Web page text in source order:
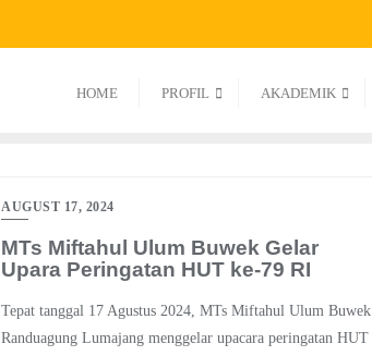
HOME PROFIL AKADEMIK
AUGUST 17, 2024
MTs Miftahul Ulum Buwek Gelar
Upara Peringatan HUT ke-79 RI
Tepat tanggal 17 Agustus 2024, MTs Miftahul Ulum Buwek
Randuagung Lumajang menggelar upacara peringatan HUT